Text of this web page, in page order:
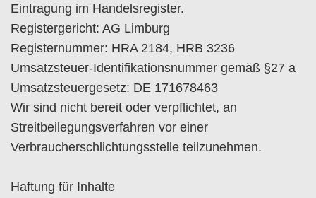
Eintragung im Handelsregister.
Registergericht: AG Limburg
Registernummer: HRA 2184, HRB 3236
Umsatzsteuer-Identifikationsnummer gemäß §27 a
Umsatzsteuergesetz: DE 171678463
Wir sind nicht bereit oder verpflichtet, an
Streitbeilegungsverfahren vor einer
Verbraucherschlichtungsstelle teilzunehmen.
Haftung für Inhalte